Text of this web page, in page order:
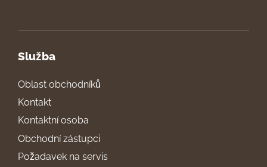
Služba
Oblast obchodníků
Kontakt
Kontaktní osoba
Obchodní zástupci
Požadavek na servis